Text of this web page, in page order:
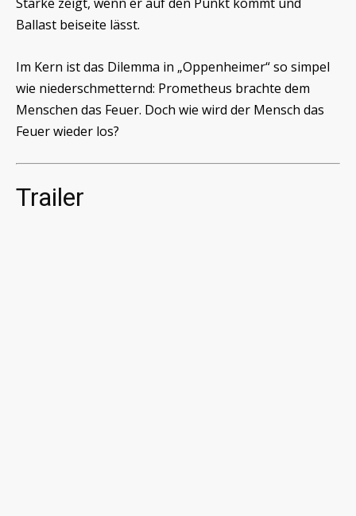
Ballast beiseite lässt.
Im Kern ist das Dilemma in „Oppenheimer“ so simpel
wie niederschmetternd: Prometheus brachte dem
Menschen das Feuer. Doch wie wird der Mensch das
Feuer wieder los?
Trailer